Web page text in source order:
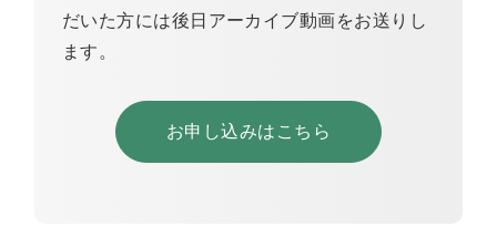
だいた方には後日アーカイブ動画をお送りし
ます。
お申し込みはこちら